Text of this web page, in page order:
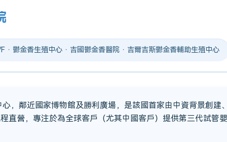
· 鬱金香生殖中心 · 吉國鬱金香醫院 · 吉爾吉斯鬱金香輔助生殖中心
，鄰近國家博物館及勝利廣場，是該國首家由中資背景創建
直營，專注於為全球客戶（尤其中國客戶）提供第三代試管